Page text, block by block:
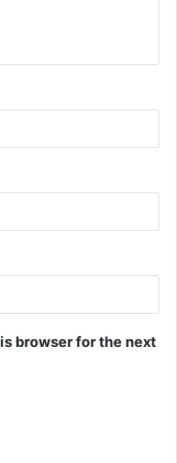
browser for the next